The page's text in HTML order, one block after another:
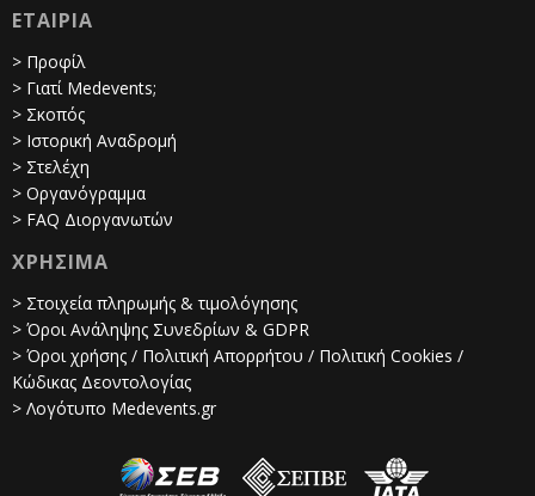
ΕΤΑΙΡΙΑ
> Προφίλ
> Γιατί Medevents;
> Σκοπός
> Ιστορική Αναδρομή
> Στελέχη
> Οργανόγραμμα
> FAQ Διοργανωτών
ΧΡΗΣΙΜΑ
> Στοιχεία πληρωμής & τιμολόγησης
> Όροι Ανάληψης Συνεδρίων & GDPR
> Όροι χρήσης / Πολιτική Απορρήτου / Πολιτική Cookies /
Κώδικας Δεοντολογίας
> Λογότυπο Medevents.gr